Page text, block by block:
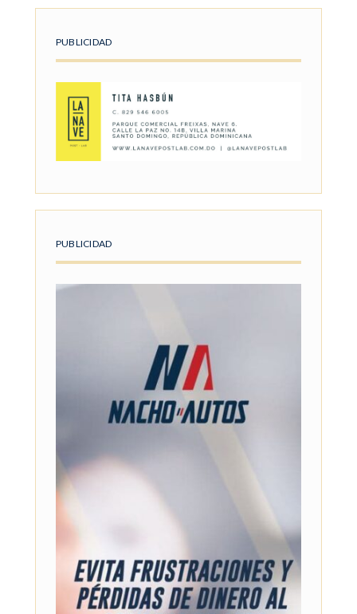
PUBLICIDAD
PUBLICIDAD